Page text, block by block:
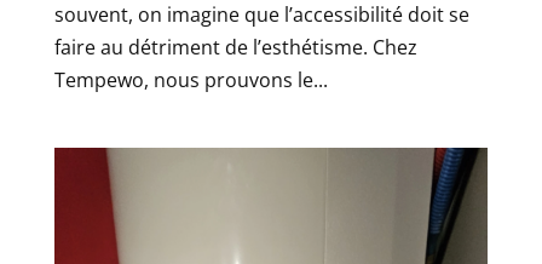
souvent, on imagine que l’accessibilité doit se
faire au détriment de l’esthétisme. Chez
Tempewo, nous prouvons le...